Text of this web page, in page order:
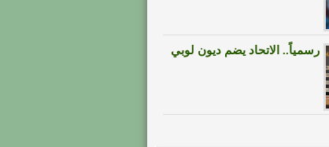
رسمياً.. الاتحاد يضم ديون لوبي